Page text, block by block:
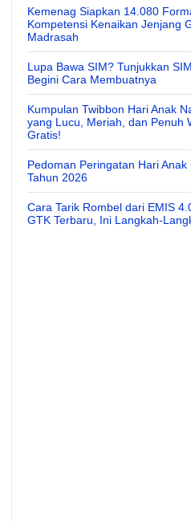
Kemenag Siapkan 14.080
Kompetensi Kenaikan Jenjang
Madrasah
Lupa Bawa SIM? Tunjukkan
Begini Cara Membuatnya
Kumpulan Twibbon Hari Anak
yang Lucu, Meriah, dan Penuh
Gratis!
Pedoman Peringatan Hari Anak
Tahun 2026
Cara Tarik Rombel dari EMIS
GTK Terbaru, Ini Langkah-